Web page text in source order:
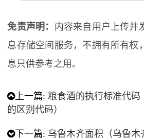
免责声明： 内容来自用户上传并
息存储空间服务，不拥有所有权
息只供参考之用。
上一篇:粮食酒的执行标准代码
的区别代码）
下一篇: 乌鲁木齐面积（乌鲁木